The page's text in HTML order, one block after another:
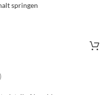
springen